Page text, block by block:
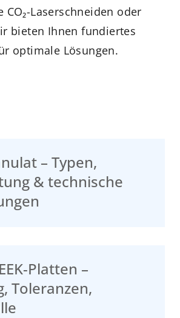
CO₂-Laserschneiden oder
bieten Ihnen fundiertes
optimale Lösungen.
– Typen,
& technische
Platten –
Toleranzen,